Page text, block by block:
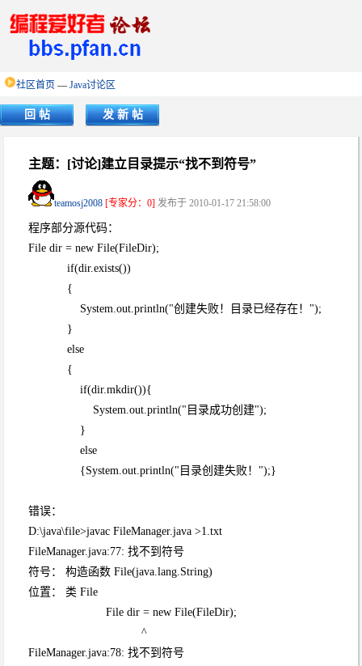
社区首页 — Java讨论区
回 帖 发 新 帖
主题：[讨论]建立目录提示“找不到符号”
teamosj2008 [专家分：0] 发布于 2010-01-17 21:58:00
程序部分源代码：
File dir = new File(FileDir);
if(dir.exists())
{
System.out.println("创建失败！目录已经存在！");
}
else
{
if(dir.mkdir()){
System.out.println("目录成功创建");
}
else
{System.out.println("目录创建失败！");}
错误：
D:\java\file>javac FileManager.java >1.txt
FileManager.java:77: 找不到符号
符号： 构造函数 File(java.lang.String)
位置： 类 File
File dir = new File(FileDir);
^
FileManager.java:78: 找不到符号